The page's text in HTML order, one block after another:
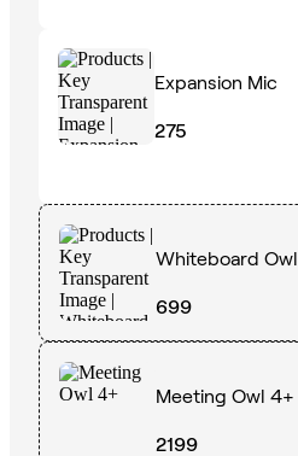
Expansion Mic
275
Whiteboard Owl
699
Meeting Owl 4+
2199